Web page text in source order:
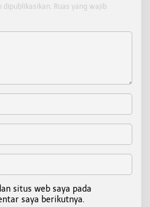
dipublikasikan. Ruas yang wajib
situs web saya pada
saya berikutnya.